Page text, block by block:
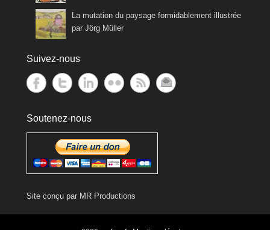
La mutation du paysage formidablement illustrée
par Jörg Müller
Suivez-nous
Soutenez-nous
Site conçu par MR Productions